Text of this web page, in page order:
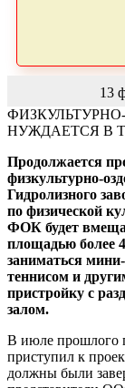
13
НУЖДАЕТСЯ В
Продолжается
физкультурно-
Гидролизного
по физической
ФОК будет
площадью более
заниматься
теннисом и
пристройку с
залом.
В июле прошлого
приступил к
должны были